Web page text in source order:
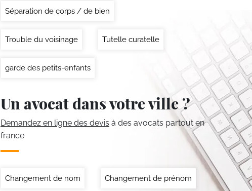
Séparation de corps / de bien
Trouble du voisinage Tutelle curatelle
garde des petits-enfants
Un avocat dans votre ville ?
Demandez en ligne des devis à des avocats partout en
france
Changement de nom Changement de prénom